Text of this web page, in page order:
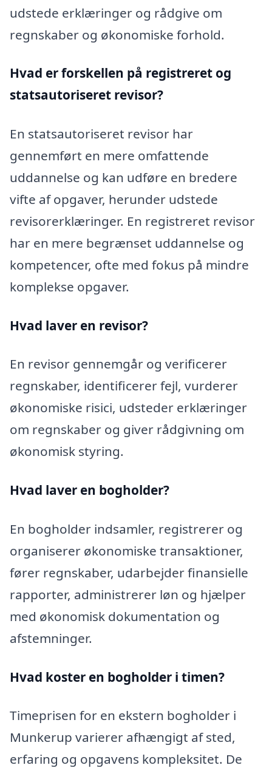
udstede erklæringer og rådgive om
regnskaber og økonomiske forhold.
Hvad er forskellen på registreret og
statsautoriseret revisor?
En statsautoriseret revisor har
gennemført en mere omfattende
uddannelse og kan udføre en bredere
vifte af opgaver, herunder udstede
revisorerklæringer. En registreret revisor
har en mere begrænset uddannelse og
kompetencer, ofte med fokus på mindre
komplekse opgaver.
Hvad laver en revisor?
En revisor gennemgår og verificerer
regnskaber, identificerer fejl, vurderer
økonomiske risici, udsteder erklæringer
om regnskaber og giver rådgivning om
økonomisk styring.
Hvad laver en bogholder?
En bogholder indsamler, registrerer og
organiserer økonomiske transaktioner,
fører regnskaber, udarbejder finansielle
rapporter, administrerer løn og hjælper
med økonomisk dokumentation og
afstemninger.
Hvad koster en bogholder i timen?
Timeprisen for en ekstern bogholder i
Munkerup varierer afhængigt af sted,
erfaring og opgavens kompleksitet. De